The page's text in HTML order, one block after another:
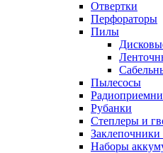
Отвертки
Перфораторы
Пилы
Пылесосы
Рубанки
Степлеры и
Наборы